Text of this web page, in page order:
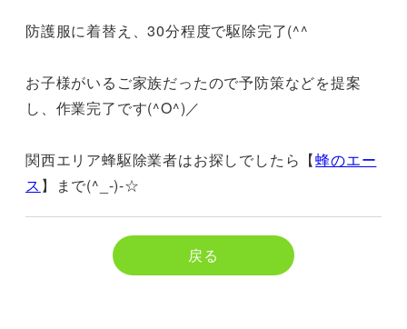
防護服に着替え、30分程度で駆除完了(^^ゞ
お子様がいるご家族だったので予防策などを提案
し、作業完了です(^O^)／
関西エリア蜂駆除業者はお探しでしたら【蜂のエー
ス 】まで(^_-)-☆
戻る